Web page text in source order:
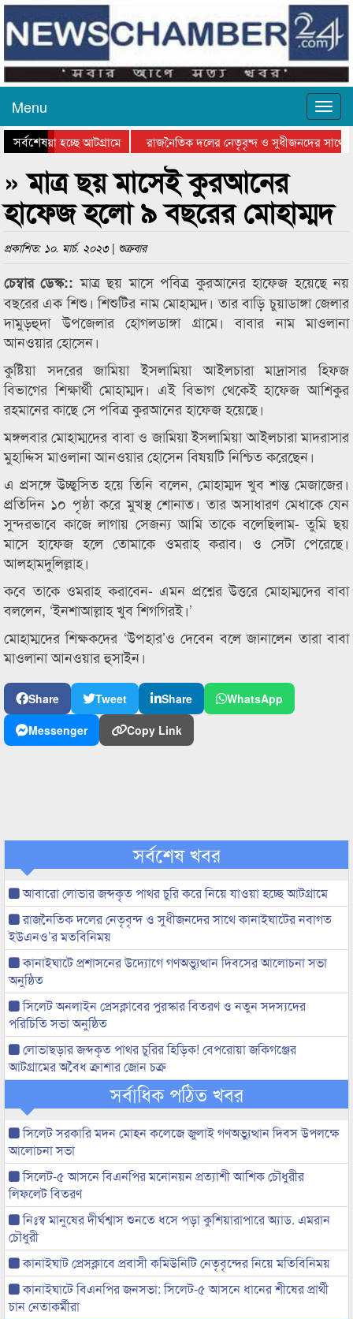
Menu
সর্বশেষ
যাওয়া হচ্ছে আটগ্রামে
রাজনৈতিক দলের নেতৃবৃন্দ ও সুধীজনদের সাথে
সিলেটে বাংলাদেশ গ্রুপ থিয়েটার
» মাত্র ছয় মাসেই কুরআনের
হাফেজ হলো ৯ বছরের মোহাম্মদ
প্রকাশিত: ১০. মার্চ. ২০২৩ | শুক্রবার
চেম্বার ডেস্ক::মাত্র ছয় মাসে পবিত্র কুরআনের হাফেজ হয়েছে নয়
বছরের এক শিশু। শিশুটির নাম মোহাম্মদ। তার বাড়ি চুয়াডাঙ্গা জেলার
দামুড়হুদা উপজেলার হোগলডাঙ্গা গ্রামে। বাবার নাম মাওলানা
আনওয়ার হোসেন।
কুষ্টিয়া সদরের জামিয়া ইসলামিয়া আইলচারা মাদ্রাসার হিফজ
বিভাগের শিক্ষার্থী মোহাম্মদ। এই বিভাগ থেকেই হাফেজ আশিকুর
রহমানের কাছে সে পবিত্র কুরআনের হাফেজ হয়েছে।
মঙ্গলবার মোহাম্মদের বাবা ও জামিয়া ইসলামিয়া আইলচারা মাদরাসার
মুহাদ্দিস মাওলানা আনওয়ার হোসেন বিষয়টি নিশ্চিত করেছেন।
এ প্রসঙ্গে উচ্ছ্বসিত হয়ে তিনি বলেন, মোহাম্মদ খুব শান্ত মেজাজের।
প্রতিদিন ১০ পৃষ্ঠা করে মুখস্থ শোনাত। তার অসাধারণ মেধাকে যেন
সুন্দরভাবে কাজে লাগায় সেজন্য আমি তাকে বলেছিলাম- তুমি ছয়
মাসে হাফেজ হলে তোমাকে ওমরাহ করাব। ও সেটা পেরেছে।
আলহামদুলিল্লাহ।
কবে তাকে ওমরাহ করাবেন- এমন প্রশ্নের উত্তরে মোহাম্মদের বাবা
বললেন, ‘ইনশাআল্লাহ খুব শিগগিরই।’
মোহাম্মদের শিক্ষকদের ‘উপহার’ও দেবেন বলে জানালেন তারা বাবা
মাওলানা আনওয়ার হুসাইন।
Share Tweet Share
WhatsApp
Messenger
Copy Link
সর্বশেষ খবর
আবারো লোভার জব্দকৃত পাথর চুরি করে নিয়ে যাওয়া হচ্ছে আটগ্রামে
রাজনৈতিক দলের নেতৃবৃন্দ ও সুধীজনদের সাথে কানাইঘাটের নবাগত
ইউএনও’র মতবিনিময়
কানাইঘাটে প্রশাসনের উদ্যোগে গণঅভ্যুত্থান দিবসের আলোচনা সভা
অনুষ্ঠিত
সিলেট অনলাইন প্রেসক্লাবের পুরস্কার বিতরণ ও নতুন সদস্যদের
পরিচিতি সভা অনুষ্ঠিত
লোভাছড়ার জব্দকৃত পাথর চুরির হিড়িক! বেপরোয়া জকিগঞ্জের
আটগ্রামের অবৈধ ক্রাশার জোন চক্র
সর্বাধিক পঠিত খবর
সিলেট সরকারি মদন মোহন কলেজে জুলাই গণঅভ্যুত্থান দিবস উপলক্ষে
আলোচনা সভা
সিলেট-৫ আসনে বিএনপির মনোনয়ন প্রত্যাশী আশিক চৌধুরীর
লিফলেট বিতরণ
নিঃস্ব মানুষের দীর্ঘশ্বাস শুনতে ধসে পড়া কুশিয়ারাপারে অ্যাড. এমরান
চৌধুরী
কানাইঘাট প্রেসক্লাবে প্রবাসী কমিউনিটি নেতৃবৃন্দের নিয়ে মতিবিনিময়
কানাইঘাটে বিএনপির জনসভা: সিলেট-৫ আসনে ধানের শীষের প্রার্থী
চান নেতাকর্মীরা